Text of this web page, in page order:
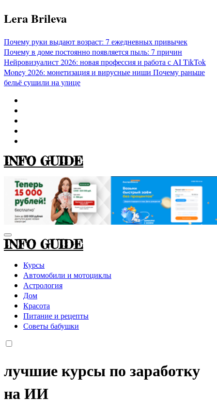
Перейти
к
Lera Brileva
Почему руки выдают возраст: 7 ежедневных привычек
Почему в доме постоянно появляется пыль: 7 причин
Нейровизуалист 2026: новая профессия и работа с AITikTok
Money 2026: монетизация и вирусные ниши Почему раньше
бельё сушили на улице
INFO GUIDE
INFO GUIDE
Курсы
Автомобили и мотоциклы
Астрология
Дом
Красота
Питание и рецепты
Советы бабушки
лучшие курсы по заработку
на ИИ